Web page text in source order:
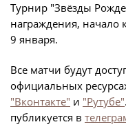
Игроки
Турнир "Звёзды
награждения, начало
9 января.
Все матчи будут
официальных
"Вконтакте" и "Рутубе"
публикуется в